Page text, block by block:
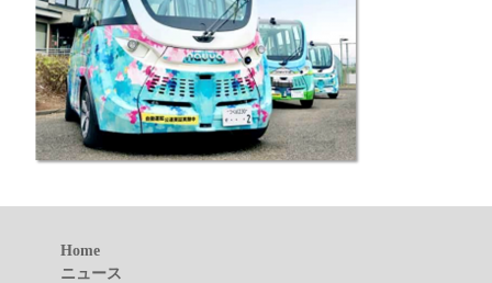
Home
ニュース